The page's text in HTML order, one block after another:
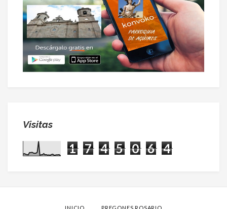
Visitas
1 7 4 5 0 6 4
INICIO PREGONES ROSARIO